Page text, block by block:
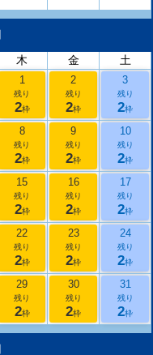
木 金 土
1
残り
2枠
2
残り
2枠
3
残り
2枠
8
残り
2枠
9
残り
2枠
10
残り
2枠
15
残り
2枠
16
残り
2枠
17
残り
2枠
22
残り
2枠
23
残り
2枠
24
残り
2枠
29
残り
2枠
30
残り
2枠
31
残り
2枠